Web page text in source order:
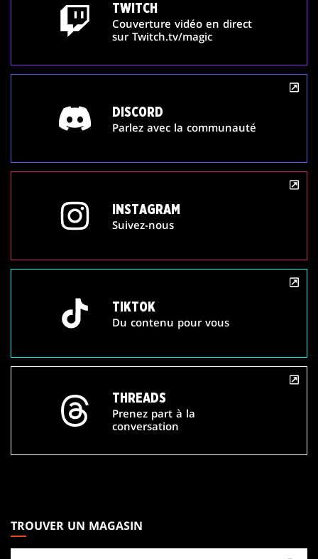
TWITCH
Couverture vidéo en direct
sur Twitch.tv/magic
DISCORD
Parlez avec la communauté
INSTAGRAM
Suivez-nous
TIKTOK
Du contenu pour vous
THREADS
Prenez part à la
conversation
THE
GATHERING
TROUVER UN MAGASIN